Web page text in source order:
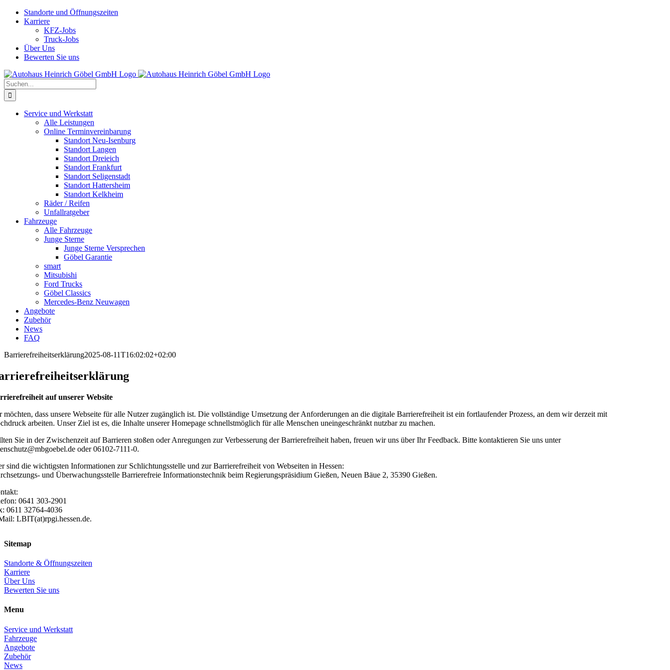
Skip
Standorte und Öffnungszeiten
Karriere
KFZ-Jobs
Truck-Jobs
Über Uns
Bewerten Sie uns
Suche
nach:
Service und Werkstatt
Alle Leistungen
Online Terminvereinbarung
Standort Neu-Isenburg
Standort Langen
Standort Dreieich
Standort Frankfurt
Standort Seligenstadt
Standort Hattersheim
Standort Kelkheim
Räder / Reifen
Unfallratgeber
Fahrzeuge
Alle Fahrzeuge
Junge Sterne
Junge Sterne Versprechen
Göbel Garantie
smart
Mitsubishi
Ford Trucks
Göbel Classics
Mercedes-Benz Neuwagen
Angebote
Zubehör
News
FAQ
Barrierefreiheitserklärung2025-08-11T16:02:02+02:00
auf unserer Website
möchten, dass unsere Webseite für alle Nutzer zugänglich ist. Die vollständige Umsetzung der Anforderungen an die digitale Barrierefreiheit ist ein fortlaufender Prozess, an dem wir derzeit mit
arbeiten. Unser Ziel ist es, die Inhalte unserer Homepage schnellstmöglich für alle Menschen uneingeschränkt nutzbar zu machen.
Sie in der Zwischenzeit auf Barrieren stoßen oder Anregungen zur Verbesserung der Barrierefreiheit haben, freuen wir uns über Ihr Feedback. Bitte kontaktieren Sie uns unter
oder06102-7111-0.
sind die wichtigsten Informationen zur Schlichtungsstelle und zur Barrierefreiheit von Webseiten in Hessen:
und Überwachungsstelle Barrierefreie Informationstechnik beim Regierungspräsidium Gießen, Neuen Bäue 2, 35390 Gießen.
0641 303-2901
0611 32764-4036
LBIT(at)rpgi.hessen.de.
Sitemap
Standorte & Öffnungszeiten
Karriere
Über Uns
Bewerten Sie uns
Menu
Service und Werkstatt
Fahrzeuge
Angebote
Zubehör
News